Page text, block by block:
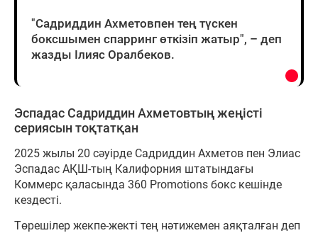
"Садриддин Ахметовпен тең түскен
боксшымен спарринг өткізіп жатыр", – деп
жазды Ілияс Оралбеков.
Эспадас Садриддин Ахметовтың жеңісті
сериясын тоқтатқан
2025 жылы 20 сәуірде Садриддин Ахметов пен Элиас
Эспадас АҚШ-тың Калифорния штатындағы
Коммерс қаласында 360 Promotions бокс кешінде
кездесті.
Төрешілер жекпе-жекті тең нәтижемен аяқталған деп